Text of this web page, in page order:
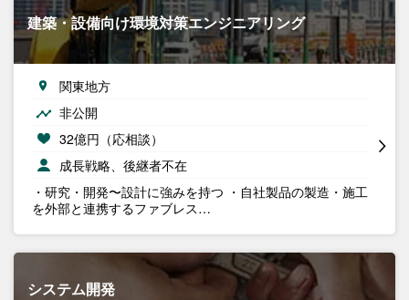
建築・設備向け環境対策エンジニアリング
関東地方
非公開
32億円（応相談）
成長戦略、後継者不在
・研究・開発〜設計に強みを持つ ・自社製品の製造・施工
を外部と連携するファブレス…
システム開発